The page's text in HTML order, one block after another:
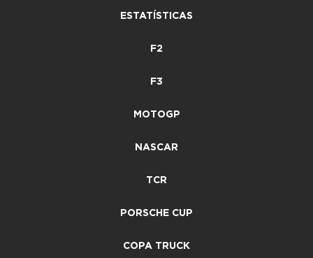
ESTATÍSTICAS
F2
F3
MOTOGP
NASCAR
TCR
PORSCHE CUP
COPA TRUCK